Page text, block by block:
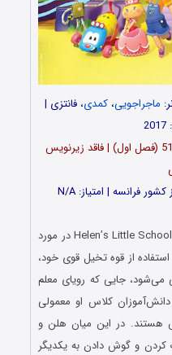
ماجراجویی، کمدی، فانتزی |
زبان: دوبله فارسی | تعداد قسمت‌‌‌‌: 51 (فصل اول) | فاقد زیرنویس
انیمیشن مدرسه کوچک هلن Helen’s Little School 2017 در مورد
از قوه تخیل قوی خود،
می‌شود، جایی که رویای معلم
کلاس او معمولی
هستند. در این میان هلن و
و گوش دادن به یکدیگر